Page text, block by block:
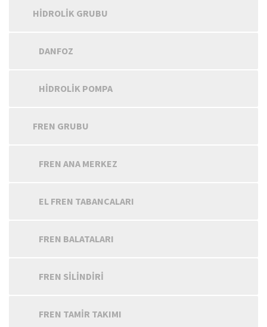
HIDROLIK GRUBU
DANFOZ
HIDROLIK POMPA
FREN GRUBU
FREN ANA MERKEZ
EL FREN TABANCALARI
FREN BALATALARI
FREN SILINDIRI
FREN TAMIR TAKIMI